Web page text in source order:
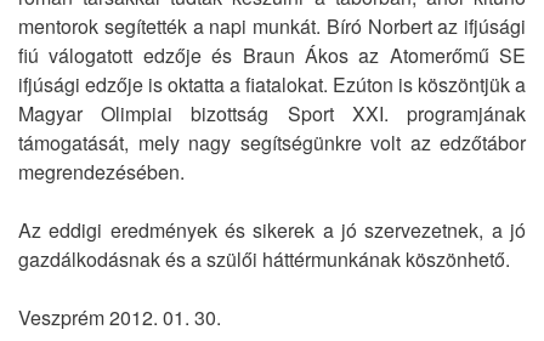
mentorok segítették a napi munkát. Bíró Norbert az ifjúsági
fiú válogatott edzője és Braun Ákos az Atomerőmű SE
ifjúsági edzője is oktatta a fiatalokat. Ezúton is köszöntjük a
Magyar Olimpiai bizottság Sport XXI. programjának
támogatását, mely nagy segítségünkre volt az edzőtábor
megrendezésében.
Az eddigi eredmények és sikerek a jó szervezetnek, a jó
gazdálkodásnak és a szülői háttérmunkának köszönhető.
Veszprém 2012. 01. 30.